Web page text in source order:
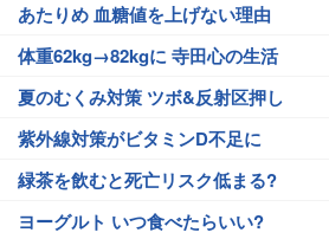
あたりめ 血糖値を上げない理由
体重62kg→82kgに 寺田心の生活
夏のむくみ対策 ツボ&反射区押し
紫外線対策がビタミンD不足に
緑茶を飲むと死亡リスク低まる?
ヨーグルト いつ食べたらいい?